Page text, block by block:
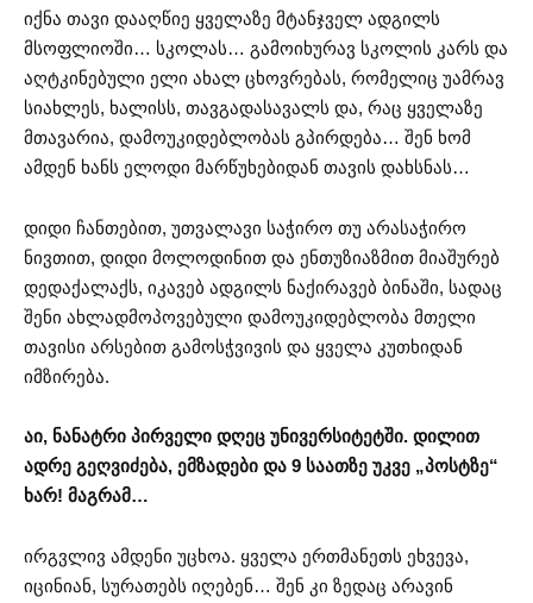
იქნა თავი დააღწიე ყველაზე მტანჯველ ადგილს
მსოფლიოში… სკოლას… გამოიხურავ სკოლის კარს და
აღტკინებული ელი ახალ ცხოვრებას, რომელიც უამრავ
სიახლეს, ხალისს, თავგადასავალს და, რაც ყველაზე
მთავარია, დამოუკიდებლობას გპირდება… შენ ხომ
ამდენ ხანს ელოდი მარწუხებიდან თავის დახსნას…
დიდი ჩანთებით, უთვალავი საჭირო თუ არასაჭირო
ნივთით, დიდი მოლოდინით და ენთუზიაზმით მიაშურებ
დედაქალაქს, იკავებ ადგილს ნაქირავებ ბინაში, სადაც
შენი ახლადმოპოვებული დამოუკიდებლობა მთელი
თავისი არსებით გამოსჭვივის და ყველა კუთხიდან
იმზირება.
აი, ნანატრი პირველი დღეც უნივერსიტეტში. დილით
ადრე გეღვიძება, ემზადები და 9 საათზე უკვე „პოსტზე“
ხარ! მაგრამ…
ირგვლივ ამდენი უცხოა. ყველა ერთმანეთს ეხვევა,
იცინიან, სურათებს იღებენ… შენ კი ზედაც არავინ